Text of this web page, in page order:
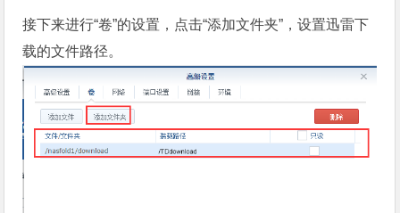
接下来进行“卷”的设置，点击“添加文件夹”，设置迅雷下
载的文件路径。